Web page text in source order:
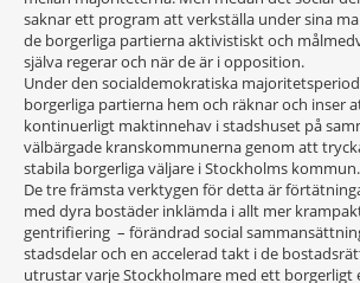
saknar ett program att verkställa under sina
de borgerliga partierna aktivistiskt och
själva regerar och när de är i opposition.
Under den socialdemokratiska
borgerliga partierna hem och räknar och inser
kontinuerligt maktinnehav i stadshuset på
välbärgade kranskommunerna genom att
stabila borgerliga väljare i Stockholms kommun.
De tre främsta verktygen för detta är
med dyra bostäder inklämda i allt mer
gentrifiering – förändrad social
stadsdelar och en accelerad takt i de
utrustar varje Stockholmare med ett borgerligt